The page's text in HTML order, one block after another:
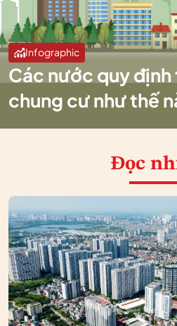
Infographic
Các nước quy định
chung cư như thế
Đọc